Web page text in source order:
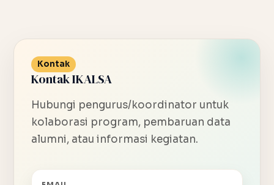
Kontak
Kontak IKALSA
Hubungi pengurus/koordinator untuk
kolaborasi program, pembaruan data
alumni, atau informasi kegiatan.